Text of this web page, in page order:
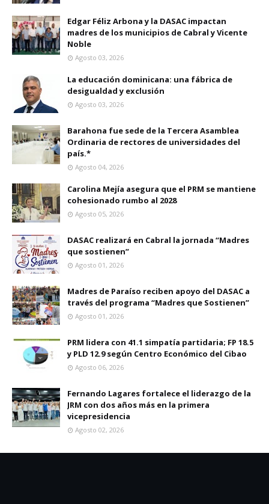
Edgar Féliz Arbona y la DASAC impactan
madres de los municipios de Cabral y Vicente
Noble
Agosto 03, 2026
La educación dominicana: una fábrica de
desigualdad y exclusión
Agosto 03, 2026
Barahona fue sede de la Tercera Asamblea
Ordinaria de rectores de universidades del
país.*
Agosto 04, 2026
Carolina Mejía asegura que el PRM se mantiene
cohesionado rumbo al 2028
Agosto 05, 2026
DASAC realizará en Cabral la jornada “Madres
que sostienen”
Agosto 01, 2026
Madres de Paraíso reciben apoyo del DASAC a
través del programa “Madres que Sostienen”
Agosto 01, 2026
PRM lidera con 41.1 simpatía partidaria; FP 18.5
y PLD 12.9 según Centro Económico del Cibao
Agosto 06, 2026
Fernando Lagares fortalece el liderazgo de la
JRM con dos años más en la primera
vicepresidencia
Agosto 02, 2026